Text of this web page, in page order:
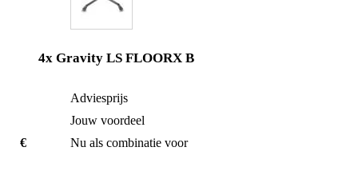
€ 18,40
4x Gravity LS FLOORX B
Adviesprijs
Jouw voordeel
Nu als combinatie voor